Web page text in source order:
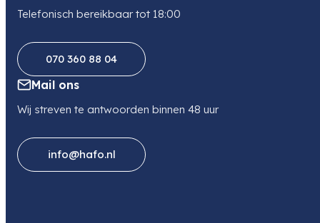
Telefonisch bereikbaar tot 18:00
070 360 88 04
Mail ons
Wij streven te antwoorden binnen 48 uur
info@hafo.nl